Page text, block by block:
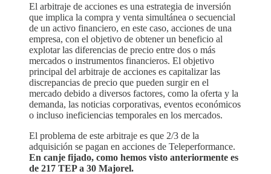
El arbitraje de acciones es una estrategia de inversión
que implica la compra y venta simultánea o secuencial
de un activo financiero, en este caso, acciones de una
empresa, con el objetivo de obtener un beneficio al
explotar las diferencias de precio entre dos o más
mercados o instrumentos financieros. El objetivo
principal del arbitraje de acciones es capitalizar las
discrepancias de precio que pueden surgir en el
mercado debido a diversos factores, como la oferta y la
demanda, las noticias corporativas, eventos económicos
o incluso ineficiencias temporales en los mercados.
El problema de este arbitraje es que 2/3 de la
adquisición se pagan en acciones de Teleperformance.
En canje fijado, como hemos visto anteriormente es
de 217 TEP a 30 Majorel.